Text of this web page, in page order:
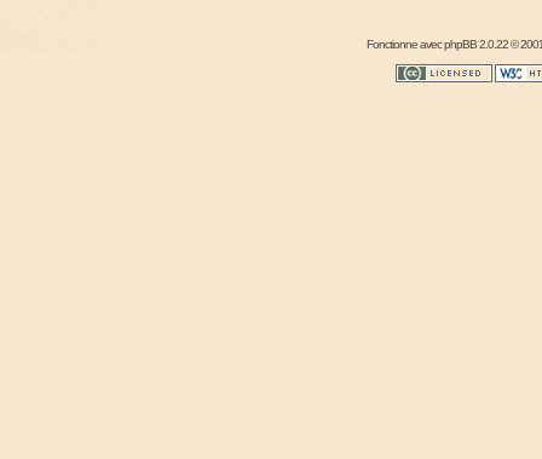
Fonctionne avecphpBB2.0.22 ©